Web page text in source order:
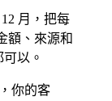
月，把每
額、來源和
以。
你的客